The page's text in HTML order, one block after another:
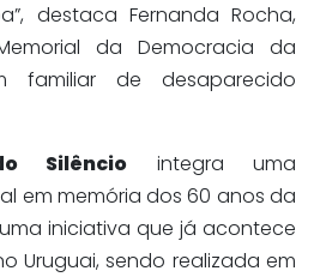
destaca Fernanda Rocha,
da Democracia da
familiar de desaparecido
Silêncio integra uma
em memória dos 60 anos da
iniciativa que já acontece
Uruguai, sendo realizada em